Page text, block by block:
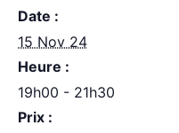
Date :
15 Nov 24
Heure :
19h00 - 21h30
Prix :